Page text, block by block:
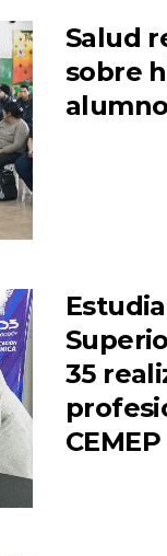
Salud
sobre
35
CEMEP